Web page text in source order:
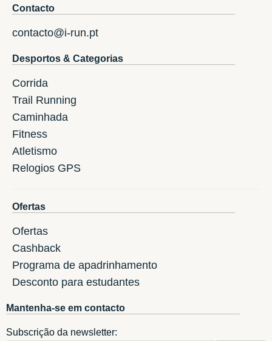
Contacto
contacto@i-run.pt
Desportos & Categorias
Corrida
Trail Running
Caminhada
Fitness
Atletismo
Relogios GPS
Ofertas
Ofertas
Cashback
Programa de apadrinhamento
Desconto para estudantes
Mantenha-se em contacto
Subscrição da newsletter: